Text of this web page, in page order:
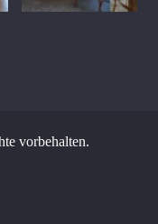
vorbehalten.